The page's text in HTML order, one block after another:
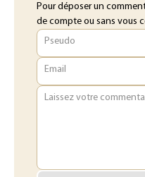
Pour déposer un
de compte ou sans vous
Pseudo
Email
Laissez votre